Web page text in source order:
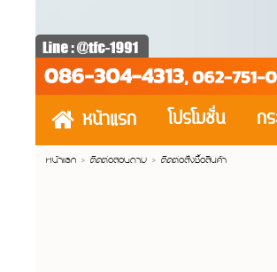
หน้าแรก โปรโมชั่น ก
หน้าแรก > ติดต่อสอบถาม >ติดต่อสั่งซื้อสินค้า